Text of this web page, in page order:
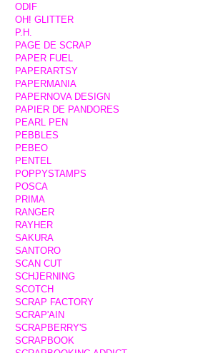
ODIF
OH! GLITTER
P.H.
PAGE DE SCRAP
PAPER FUEL
PAPERARTSY
PAPERMANIA
PAPERNOVA DESIGN
PAPIER DE PANDORES
PEARL PEN
PEBBLES
PEBEO
PENTEL
POPPYSTAMPS
POSCA
PRIMA
RANGER
RAYHER
SAKURA
SANTORO
SCAN CUT
SCHJERNING
SCOTCH
SCRAP FACTORY
SCRAP'AIN
SCRAPBERRY'S
SCRAPBOOK